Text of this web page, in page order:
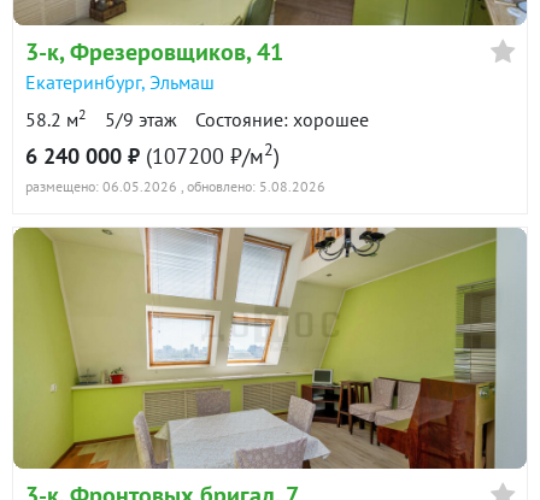
3-к, Фрезеровщиков, 41
Екатеринбург, Эльмаш
58.2 м2 5/9 этаж Состояние: хорошее
6 240 000 ₽ (107200 ₽/м2)
размещено: 06.05.2026 , обновлено: 5.08.2026